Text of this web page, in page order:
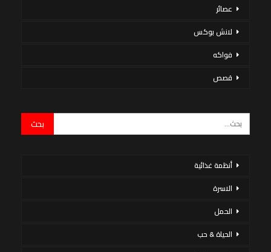
عصائر
لانش بوكس
فواكه
قصص
أنظمة غذائية
الاسرة
الحمل
الحياة & حب